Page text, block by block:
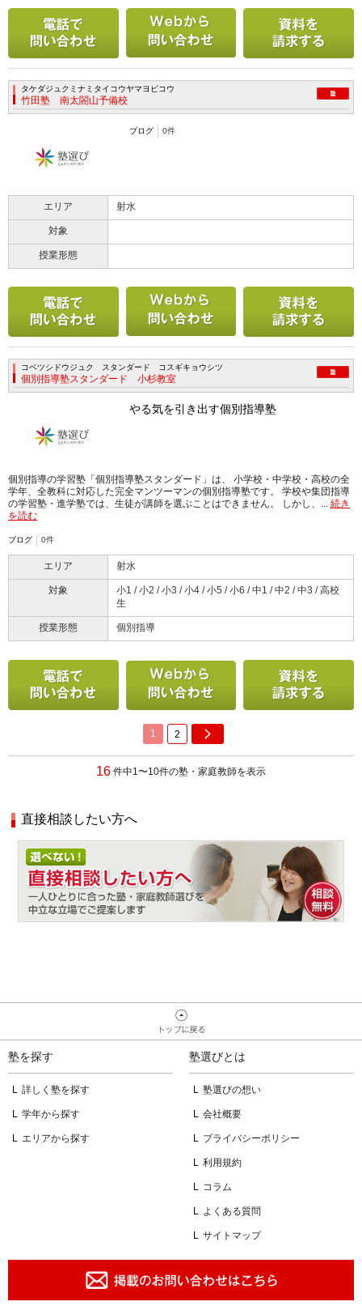
電話で問い合わせるメールで問い合わせ
タケダジュクミナミタイコウヤマヨビコウ
竹田塾 南太閤山予備校
ブログ 0件
エリア 射水
対象
授業形態
電話で問い合わせるメールで問い合わせ
コベツシドウジュク スタンダード コスギキョウシツ
個別指導塾スタンダード 小杉教室
やる気を引き出す個別指導塾
個別指導の学習塾「個別指導塾スタンダード」は、 小学校・中学校・高校の全
学年、全教科に対応した完全マンツーマンの個別指導塾です。 学校や集団指導
の学習塾・進学塾では、生徒が講師を選ぶことはできません。 しかし、... 続き
を読む
ブログ 0件
エリア 射水
対象
小1 / 小2 / 小3 / 小4 / 小5 / 小6 / 中1 / 中2 / 中3 / 高校
生
授業形態 個別指導
16 件中1〜10件の塾・家庭教師を表示
1 2
直接相談したい方へ
塾を探す
詳しく塾を探す
学年から探す
エリアから探す
塾選びとは
塾選びの想い
会社概要
プライバシーポリシー
利用規約
コラム
よくある質問
サイトマップ